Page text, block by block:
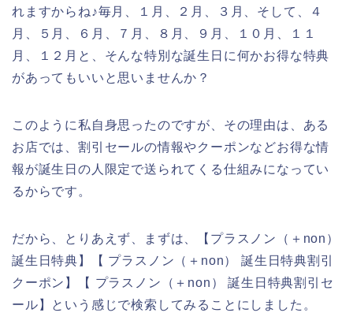
れますからね♪毎月、１月、２月、３月、そして、４
月、５月、６月、７月、８月、９月、１０月、１１
月、１２月と、そんな特別な誕生日に何かお得な特典
があってもいいと思いませんか？
このように私自身思ったのですが、その理由は、ある
お店では、割引セールの情報やクーポンなどお得な情
報が誕生日の人限定で送られてくる仕組みになってい
るからです。
だから、とりあえず、まずは、【プラスノン（＋non）
誕生日特典】【 プラスノン（＋non） 誕生日特典割引
クーポン】【 プラスノン（＋non） 誕生日特典割引セ
ール】という感じで検索してみることにしました。